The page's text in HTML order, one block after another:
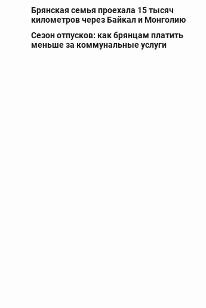
Брянская семья проехала 15 тысяч
километров через Байкал и Монголию
Сезон отпусков: как брянцам платить
меньше за коммунальные услуги